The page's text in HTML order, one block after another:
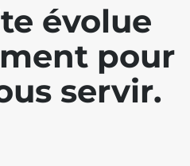
évolue
pour
servir.